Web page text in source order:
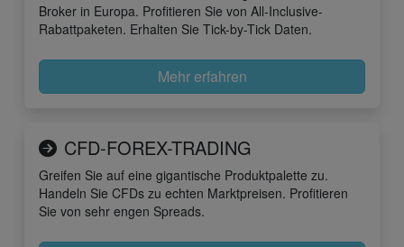
Broker in Europa. Profitieren Sie von All-Inclusive-
Rabattpaketen. Erhalten Sie Tick-by-Tick Daten.
Mehr erfahren
CFD-FOREX-TRADING
Greifen Sie auf eine gigantische Produktpalette zu.
Handeln Sie CFDs zu echten Marktpreisen. Profitieren
Sie von sehr engen Spreads.